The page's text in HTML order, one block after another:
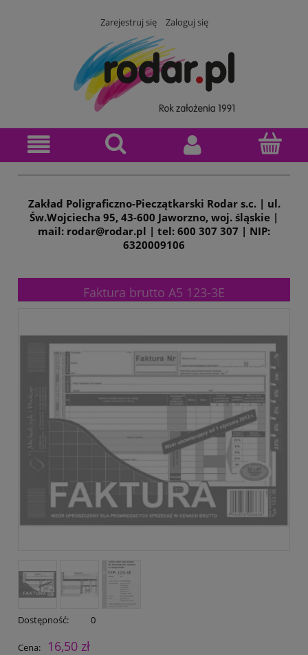
Zarejestruj się Zaloguj się
Zakład Poligraficzno-Pieczątkarski Rodar s.c. | ul.
Św.Wojciecha 95, 43-600 Jaworzno, woj. śląskie |
mail: rodar@rodar.pl | tel: 600 307 307 | NIP:
6320009106
Faktura brutto A5 123-3E
Dostępność: 0
Cena:
16,50 zł